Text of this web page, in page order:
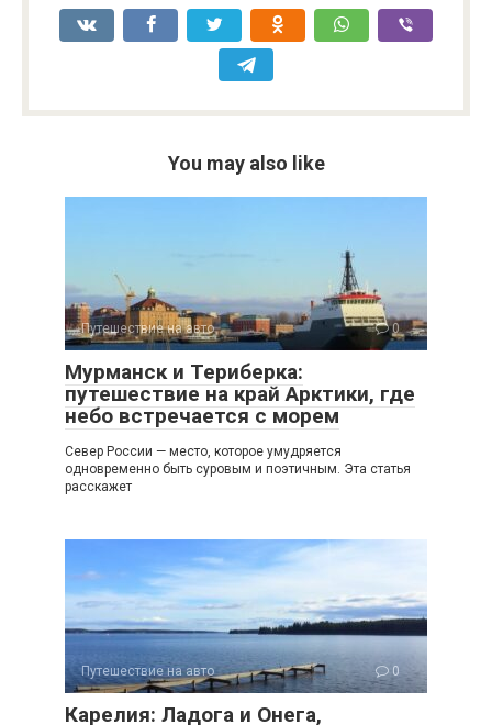
You may also like
Путешествие на авто 0
Мурманск и Териберка:
путешествие на край Арктики, где
небо встречается с морем
Север России — место, которое умудряется
одновременно быть суровым и поэтичным. Эта статья
расскажет
Путешествие на авто 0
Карелия: Ладога и Онега,